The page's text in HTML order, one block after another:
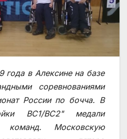
года в Алексине на базе
соревнованиями
России по бочча. В
ВС1/ВС2" медали
команд. Московскую